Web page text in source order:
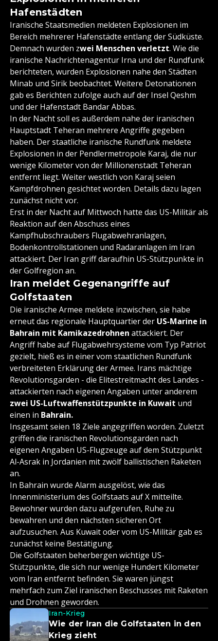
Hafenstädten
Iranische Staatsmedien meldeten Explosionen im
Bereich mehrerer Hafenstädte entlang der Südküste.
Demnach wurden zwei Menschen verletzt. Wie die
iranische Nachrichtenagentur Irna und der Rundfunk
berichteten, wurden Explosionen nahe den Städten
Minab und Sirik beobachtet. Weitere Detonationen
gab es Berichten zufolge auch auf der Insel Qeshm
und der Hafenstadt Bandar Abbas.
In der Nacht soll es außerdem nahe der iranischen
Hauptstadt Teheran mehrere Angriffe gegeben
haben. Der staatliche iranische Rundfunk meldete
Explosionen in der Pendlermetropole Karaj, die nur
wenige Kilometer von der Millionenstadt Teheran
entfernt liegt. Weiter westlich von Karaj seien
Kampfdrohnen gesichtet worden. Details dazu lagen
zunächst nicht vor.
Erst in der Nacht auf Mittwoch hatte das US-Militär als
Reaktion auf den Abschuss eines
Kampfhubschraubers Flugabwehranlagen,
Bodenkontrollstationen und Radaranlagen im Iran
attackiert. Der Iran griff daraufhin US-Stützpunkte in
der Golfregion an.
Iran meldet Gegenangriffe auf
Golfstaaten
Die iranische Armee meldete inzwischen, sie habe
erneut das regionale Hauptquartier der US-Marine in
Bahrain mit Kamikazedrohnen attackiert. Der
Angriff habe auf Flugabwehrsysteme vom Typ Patriot
gezielt, hieß es in einer vom staatlichen Rundfunk
verbreiteten Erklärung der Armee. Irans mächtige
Revolutionsgarden - die Elitestreitmacht des Landes -
attackierten nach eigenen Angaben unter anderem
zwei US-Luftwaffenstützpunkte in Kuwait und
einen in Bahrain.
Insgesamt seien 18 Ziele angegriffen worden. Zuletzt
griffen die iranischen Revolutionsgarden nach
eigenen Angaben US-Flugzeuge auf dem Stützpunkt
Al-Asrak in Jordanien mit zwölf ballistischen Raketen
an.
In Bahrain wurde Alarm ausgelöst, wie das
Innenministerium des Golfstaats auf X mitteilte.
Bewohner wurden dazu aufgerufen, Ruhe zu
bewahren und den nächsten sicheren Ort
aufzusuchen. Aus Kuwait oder vom US-Militär gab es
zunächst keine Bestätigung.
Die Golfstaaten beherbergen wichtige US-
Stützpunkte, die sich nur wenige Hundert Kilometer
vom Iran entfernt befinden. Sie waren jüngst
mehrfach zum Ziel iranischen Beschusses mit Raketen
und Drohnen geworden.
Iran-Krieg
Wie der Iran die Golfstaaten in den
Krieg zieht